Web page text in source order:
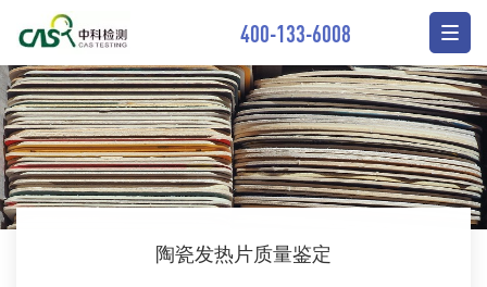
400-133-6008
陶瓷发热片质量鉴定